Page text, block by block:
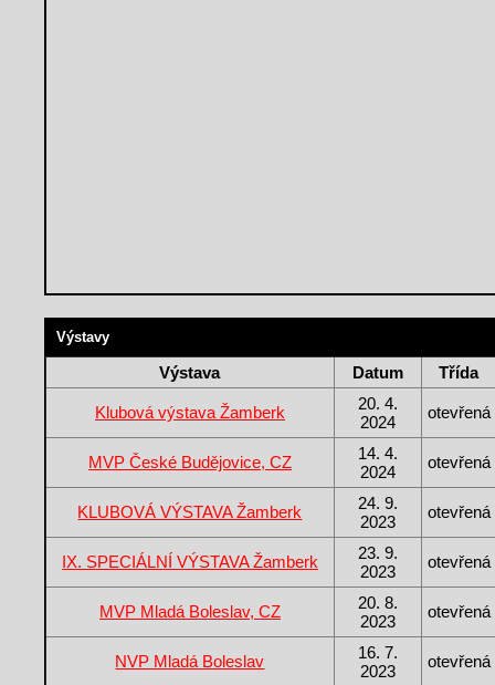
Výstavy
Výstava Datum Třída
Klubová výstava Žamberk
20. 4.
2024
otevřená
MVP České Budějovice, CZ
14. 4.
2024
otevřená
KLUBOVÁ VÝSTAVA Žamberk
24. 9.
2023
otevřená
IX. SPECIÁLNÍ VÝSTAVA Žamberk
23. 9.
2023
otevřená
MVP Mladá Boleslav, CZ
20. 8.
2023
otevřená
NVP Mladá Boleslav
16. 7.
2023
otevřená